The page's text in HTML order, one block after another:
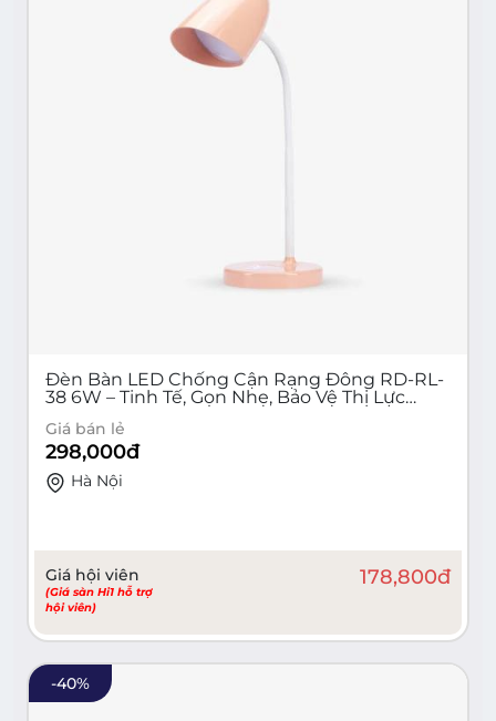
Đèn Bàn LED Chống Cận Rạng Đông RD-RL-
38 6W – Tinh Tế, Gọn Nhẹ, Bảo Vệ Thị Lực
Giá bán lẻ
298,000đ
Hà Nội
Giá hội viên
(Giá sàn Hi1 hỗ trợ
hội viên)
178,800đ
-40%